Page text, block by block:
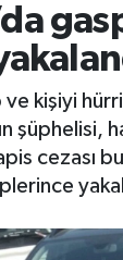
ve kişiyi
şüphelisi,
cezası